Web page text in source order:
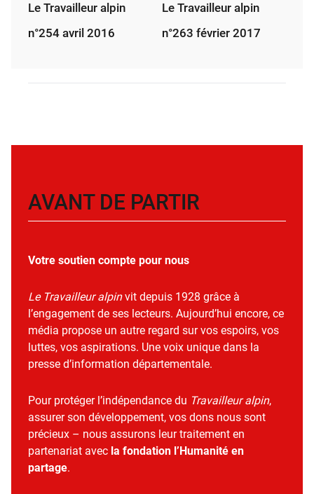
Le Travailleur alpin
n°254 avril 2016
Le Travailleur alpin
n°263 février 2017
AVANT DE PARTIR
Votre soutien compte pour nous
Le Travailleur alpinvit depuis 1928 grâce à
l’engagement de ses lecteurs. Aujourd’hui encore, ce
média propose un autre regard sur vos espoirs, vos
luttes, vos aspirations. Une voix unique dans la
presse d’information départementale.
Pour protéger l’indépendance du Travailleur alpin,
assurer son développement, vos dons nous sont
précieux – nous assurons leur traitement en
partenariat avec la fondation l’Humanité en
partage.